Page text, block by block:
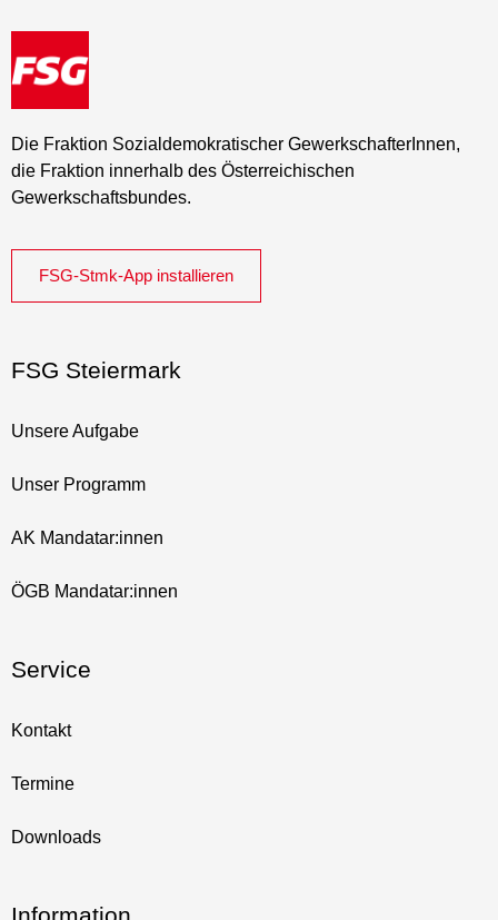
Die Fraktion Sozialdemokratischer GewerkschafterInnen,
die Fraktion innerhalb des Österreichischen
Gewerkschaftsbundes.
FSG-Stmk-App installieren
FSG Steiermark
Unsere Aufgabe
Unser Programm
AK Mandatar:innen
ÖGB Mandatar:innen
Service
Kontakt
Termine
Downloads